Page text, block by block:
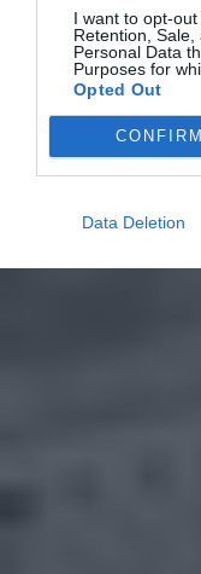
I want to opt-out
Retention,
Personal Data
Purposes for
Opted Out
CONFIRM
Data Deletion